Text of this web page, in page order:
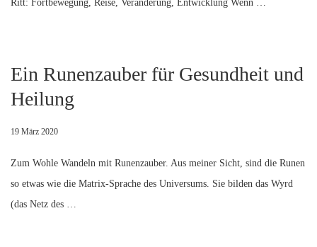
Ritt: Fortbewegung, Reise, Veränderung, Entwicklung Wenn …
Ein Runenzauber für Gesundheit und
Heilung
19 März 2020
Zum Wohle Wandeln mit Runenzauber. Aus meiner Sicht, sind die Runen
so etwas wie die Matrix-Sprache des Universums. Sie bilden das Wyrd
(das Netz des …